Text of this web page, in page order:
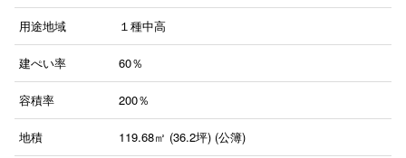
用途地域 １種中高
建ぺい率 60％
容積率 200％
地積 119.68㎡ (36.2坪) (公簿)